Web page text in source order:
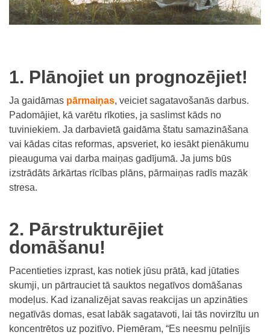
1. Plānojiet un prognozējiet!
Ja gaidāmas pārmaiņas, veiciet sagatavošanās darbus.
Padomājiet, kā varētu rīkoties, ja saslimst kāds no
tuviniekiem. Ja darbavietā gaidāma štatu samazināšana
vai kādas citas reformas, apsveriet, ko iesākt pienākumu
pieauguma vai darba maiņas gadījumā. Ja jums būs
izstrādāts ārkārtas rīcības plāns, pārmaiņas radīs mazāk
stresa.
2. Pārstrukturējiet
domāšanu!
Pacentieties izprast, kas notiek jūsu prātā, kad jūtaties
skumji, un pārtrauciet tā sauktos negatīvos domāšanas
modeļus. Kad izanalizējat savas reakcijas un apzināties
negatīvās domas, esat labāk sagatavoti, lai tās novirzītu un
koncentrētos uz pozitīvo. Piemēram, “Es neesmu pelnījis